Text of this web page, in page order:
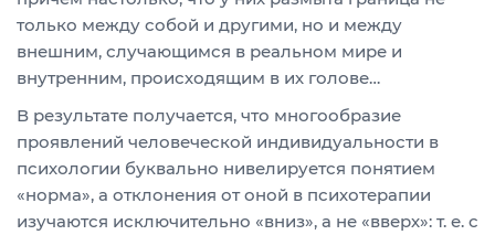
только между собой и другими, но и между
внешним, случающимся в реальном мире и
внутренним, происходящим в их голове…
В результате получается, что многообразие
проявлений человеческой индивидуальности в
психологии буквально нивелируется понятием
«норма», а отклонения от оной в психотерапии
изучаются исключительно «вниз», а не «вверх»: т. е. с